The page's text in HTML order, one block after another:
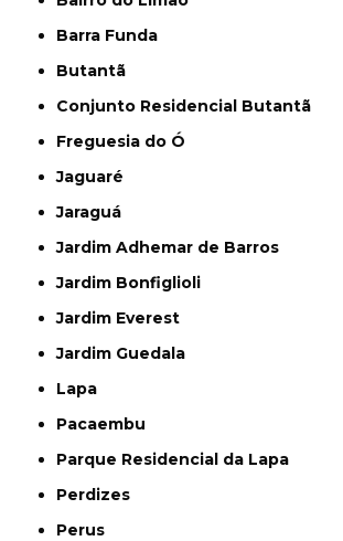
Barra Funda
Butantã
Conjunto Residencial Butantã
Freguesia do Ó
Jaguaré
Jaraguá
Jardim Adhemar de Barros
Jardim Bonfiglioli
Jardim Everest
Jardim Guedala
Lapa
Pacaembu
Parque Residencial da Lapa
Perdizes
Perus